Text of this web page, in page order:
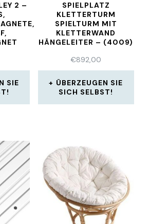
2 –
SIE
SPIELPLATZ
KLETTERTURM
SPIELTURM MIT
KLETTERWAND
HÄNGELEITER – (4009)
€892,00
ÜBERZEUGEN SIE
SICH SELBST!